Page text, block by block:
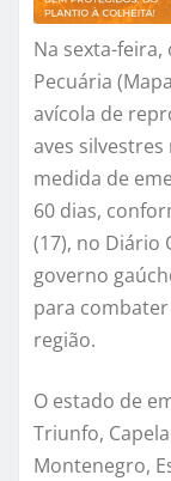
Na sexta-
Pecuária
avícola de
aves silvestres
medida de
60 dias,
(17), no Diário
governo
para
região.
O estado de
Triunfo,
Montenegro,